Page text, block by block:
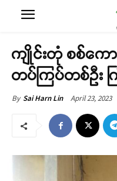
ကျိုင်းတုံ စစ်ကေ
တပ်ကြပ်တစ်ဦး
By Sai Harn Lin April 23, 2023